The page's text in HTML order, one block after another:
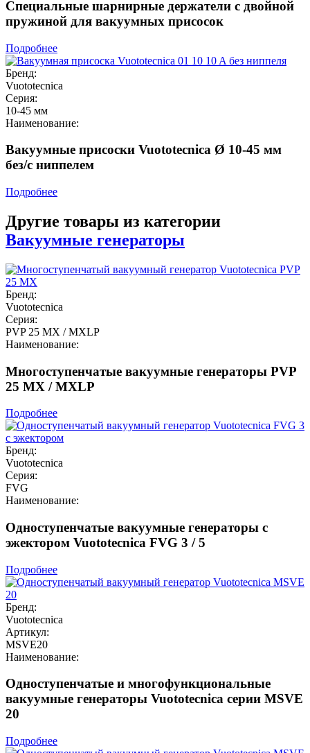
Специальные шарнирные держатели с двойной
пружиной для вакуумных присосок
Подробнее
Бренд:
Vuototecnica
Серия:
10-45 мм
Наименование:
Вакуумные присоски Vuototecnica Ø 10-45 мм
без/с ниппелем
Подробнее
Другие товары из категории
Вакуумные генераторы
Бренд:
Vuototecnica
Серия:
PVP 25 MX / MXLP
Наименование:
Многоступенчатые вакуумные генераторы PVP
25 MX / MXLP
Подробнее
Бренд:
Vuototecnica
Серия:
FVG
Наименование:
Одноступенчатые вакуумные генераторы с
эжектором Vuototecnica FVG 3 / 5
Подробнее
Бренд:
Vuototecnica
Артикул:
MSVE20
Наименование:
Одноступенчатые и многофункциональные
вакуумные генераторы Vuototecnica серии MSVE
20
Подробнее